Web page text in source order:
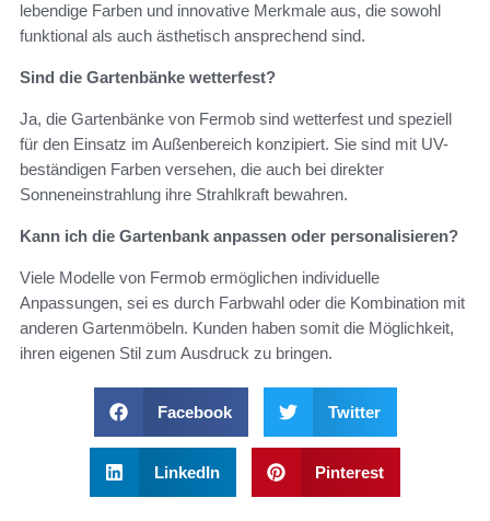
lebendige Farben und innovative Merkmale aus, die sowohl
funktional als auch ästhetisch ansprechend sind.
Sind die Gartenbänke wetterfest?
Ja, die Gartenbänke von Fermob sind wetterfest und speziell
für den Einsatz im Außenbereich konzipiert. Sie sind mit UV-
beständigen Farben versehen, die auch bei direkter
Sonneneinstrahlung ihre Strahlkraft bewahren.
Kann ich die Gartenbank anpassen oder personalisieren?
Viele Modelle von Fermob ermöglichen individuelle
Anpassungen, sei es durch Farbwahl oder die Kombination mit
anderen Gartenmöbeln. Kunden haben somit die Möglichkeit,
ihren eigenen Stil zum Ausdruck zu bringen.
Facebook Twitter
LinkedIn Pinterest